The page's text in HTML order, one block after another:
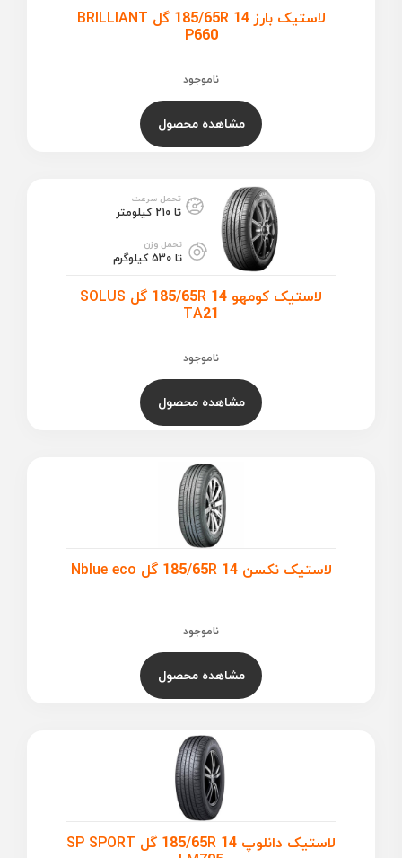
لاستیک بارز 185/65R 14 گل BRILLIANT
P660
ناموجود
مشاهده محصول
تحمل سرعت
تا 210 کیلومتر
تحمل وزن
تا 530 کیلوگرم
لاستیک کومهو 185/65R 14 گل SOLUS
TA21
ناموجود
مشاهده محصول
لاستیک نکسن 185/65R 14 گل Nblue eco
ناموجود
مشاهده محصول
لاستیک دانلوپ 185/65R 14 گل SP SPORT